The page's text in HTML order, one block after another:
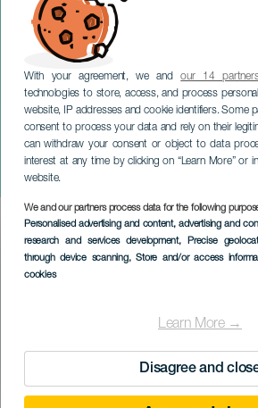
With your agreement, we andour 14
technologies to store, access, and process
website, IP addresses and cookie identifiers. Some
consent to process your data and rely on their
can withdraw your consent or object to data
interest at any time by clicking on “Learn More” or
website.
We and our partners process data for the following
Personalised advertising and content, advertising and
research and services development, Precise
through device scanning, Store and/or access
cookies
Learn More →
Disagree and
OG Gara en
TENERIFE
Imagen
Listado